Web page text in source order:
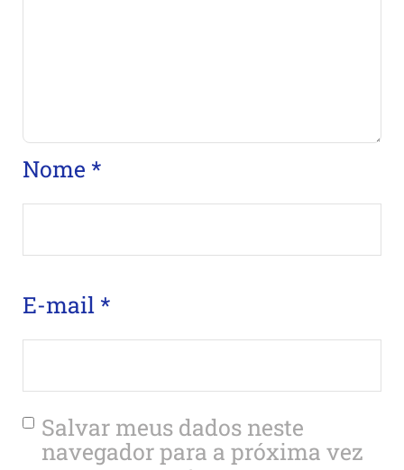
Nome *
E-mail *
Salvar meus dados neste
navegador para a próxima vez